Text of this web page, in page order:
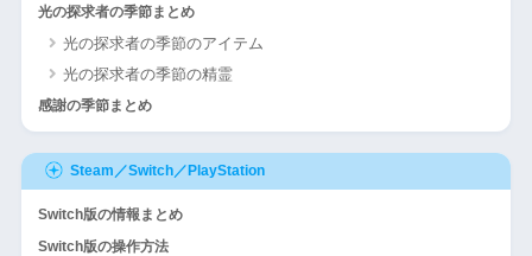
光の探求者の季節まとめ
光の探求者の季節のアイテム
光の探求者の季節の精霊
感謝の季節まとめ
Steam／Switch／PlayStation
Switch版の情報まとめ
Switch版の操作方法